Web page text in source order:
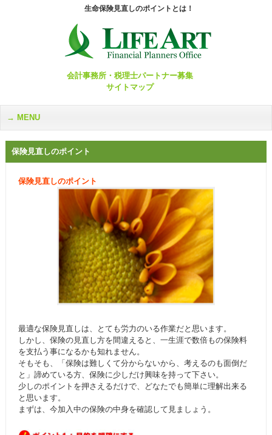
生命保険見直しのポイントとは！
会計事務所・税理士パートナー募集
サイトマップ
MENU
保険見直しのポイント
保険見直しのポイント
最適な保険見直しは、とても労力のいる作業だと思います。
しかし、保険の見直し方を間違えると、一生涯で数倍もの保険料
を支払う事になるかも知れません。
そもそも、「保険は難しくて分からないから、考えるのも面倒だ
と」諦めている方、保険に少しだけ興味を持って下さい。
少しのポイントを押さえるだけで、どなたでも簡単に理解出来る
と思います。
まずは、今加入中の保険の中身を確認して見ましょう。